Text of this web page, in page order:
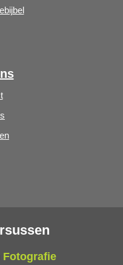
Fotografie